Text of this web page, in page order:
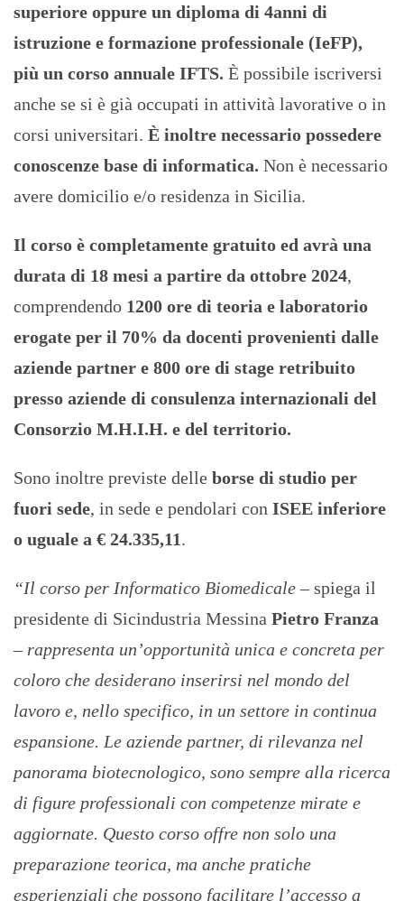
superiore oppure un diploma di 4anni di
istruzione e formazione professionale (IeFP),
più un corso annuale IFTS. È possibile iscriversi
anche se si è già occupati in attività lavorative o in
corsi universitari. È inoltre necessario possedere
conoscenze base di informatica. Non è necessario
avere domicilio e/o residenza in Sicilia.
Il corso è completamente gratuito ed avrà una
durata di 18 mesi a partire da ottobre 2024,
comprendendo 1200 ore di teoria e laboratorio
erogate per il 70% da docenti provenienti dalle
aziende partner e 800 ore di stage retribuito
presso aziende di consulenza internazionali del
Consorzio M.H.I.H. e del territorio.
Sono inoltre previste delle borse di studio per
fuori sede, in sede e pendolari con ISEE inferiore
o uguale a € 24.335,11.
“Il corso per Informatico Biomedicale– spiega il
presidente di Sicindustria Messina Pietro Franza
– rappresenta un’opportunità unica e concreta per
coloro che desiderano inserirsi nel mondo del
lavoro e, nello specifico, in un settore in continua
espansione. Le aziende partner, di rilevanza nel
panorama biotecnologico, sono sempre alla ricerca
di figure professionali con competenze mirate e
aggiornate. Questo corso offre non solo una
preparazione teorica, ma anche pratiche
esperienziali che possono facilitare l’accesso a